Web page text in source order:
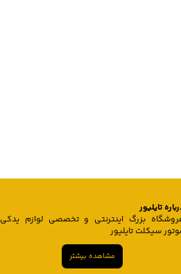
تایلیور
بزرگ اینترنتی و تخصصی لوازم یدکی
سیکلت تایلیور
مشاهده بیشتر